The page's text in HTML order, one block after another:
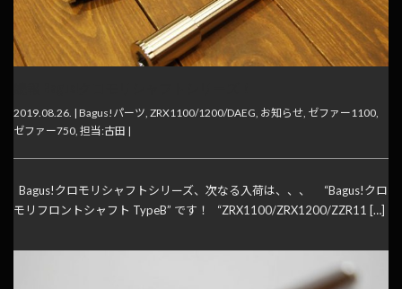
2019.08.26. | Bagus!パーツ ZRX1100/1200/DAEG お知らせ ゼファー1100
ゼファー750 担当:古田 |
Bagus!クロモリシャフトシリーズ、次なる入荷は、、、 “Bagus!クロ
モリフロントシャフト TypeB” です！ “ZRX1100/ZRX1200/ZZR11 […]